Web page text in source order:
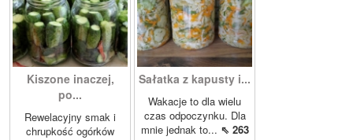
Kiszone inaczej,
po...
Rewelacyjny smak i
chrupkość ogórków
Sałatka z kapusty i...
Wakacje to dla wielu
czas odpoczynku. Dla
mnie jednak to... ⇖ 263